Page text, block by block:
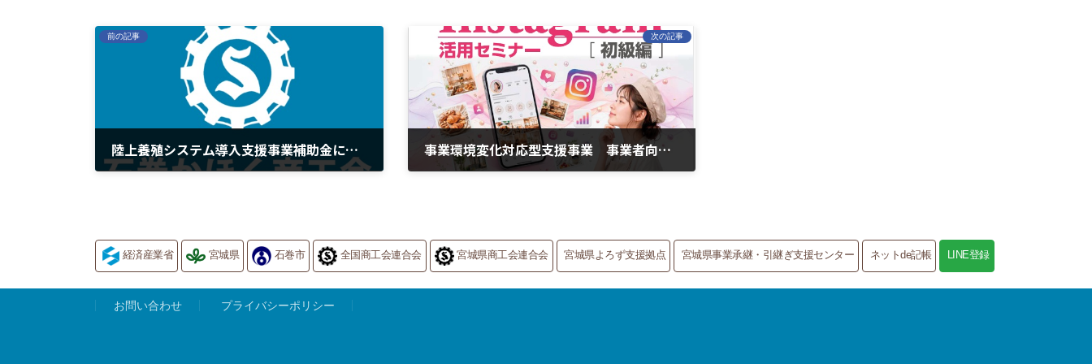
前の記事
陸上養殖システム導入支援事業補助金について
次の記事
事業環境変化対応型支援事業 事業者向けセミナー（７月）開催のお知らせ
経済産業省 宮城県 石巻市 全国商工会連合会 宮城県商工会連合会 宮城県よろず支援拠点 宮城県事業承継・引継ぎ支援センター ネットde記帳 LINE登録
お問い合わせ プライバシーポリシー